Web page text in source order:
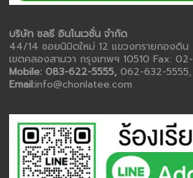
บริษัท ชลธี อินโนเวชั่น จำกัด
44/14 ซอยนิมิตใหม่ 12 แขวงทรายกองดิน
เขตคลองสามวา กรุงเทพฯ 10510 Fax:
Mobile: 083-622-5555,062-632-
Email:info@chonlatee.com